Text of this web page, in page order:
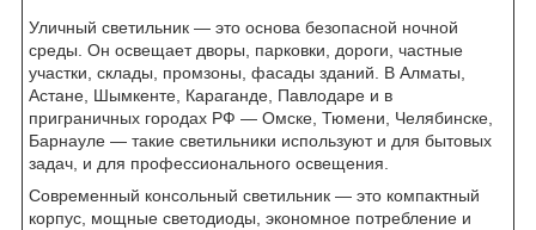
Уличный светильник — это основа безопасной ночной
среды. Он освещает дворы, парковки, дороги, частные
участки, склады, промзоны, фасады зданий. В Алматы,
Астане, Шымкенте, Караганде, Павлодаре и в
приграничных городах РФ — Омске, Тюмени, Челябинске,
Барнауле — такие светильники используют и для бытовых
задач, и для профессионального освещения.
Современный консольный светильник — это компактный
корпус, мощные светодиоды, экономное потребление и